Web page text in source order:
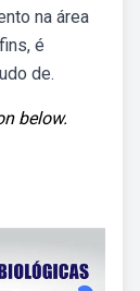
na área
é
de.
below.